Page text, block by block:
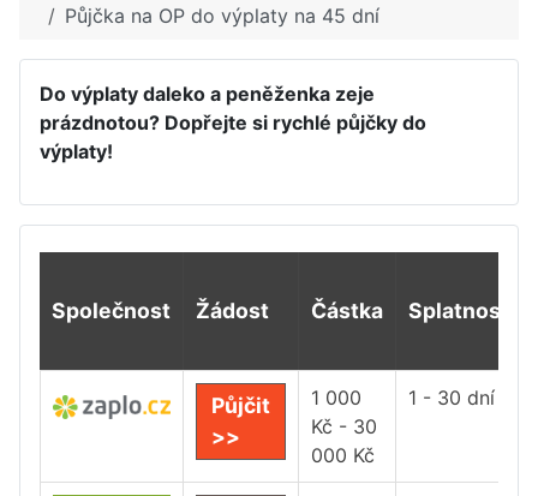
Půjčka na OP do výplaty na 45 dní
Do výplaty daleko a peněženka zeje
prázdnotou? Dopřejte si rychlé půjčky do
výplaty!
Společnost Žádost Částka Splatnost
Půjčit
>>
1 000
Kč - 30
000 Kč
1 - 30 dní